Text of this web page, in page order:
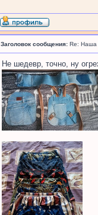
Заголовок сообщения: Re: Наша
Не шедевр, точно, ну